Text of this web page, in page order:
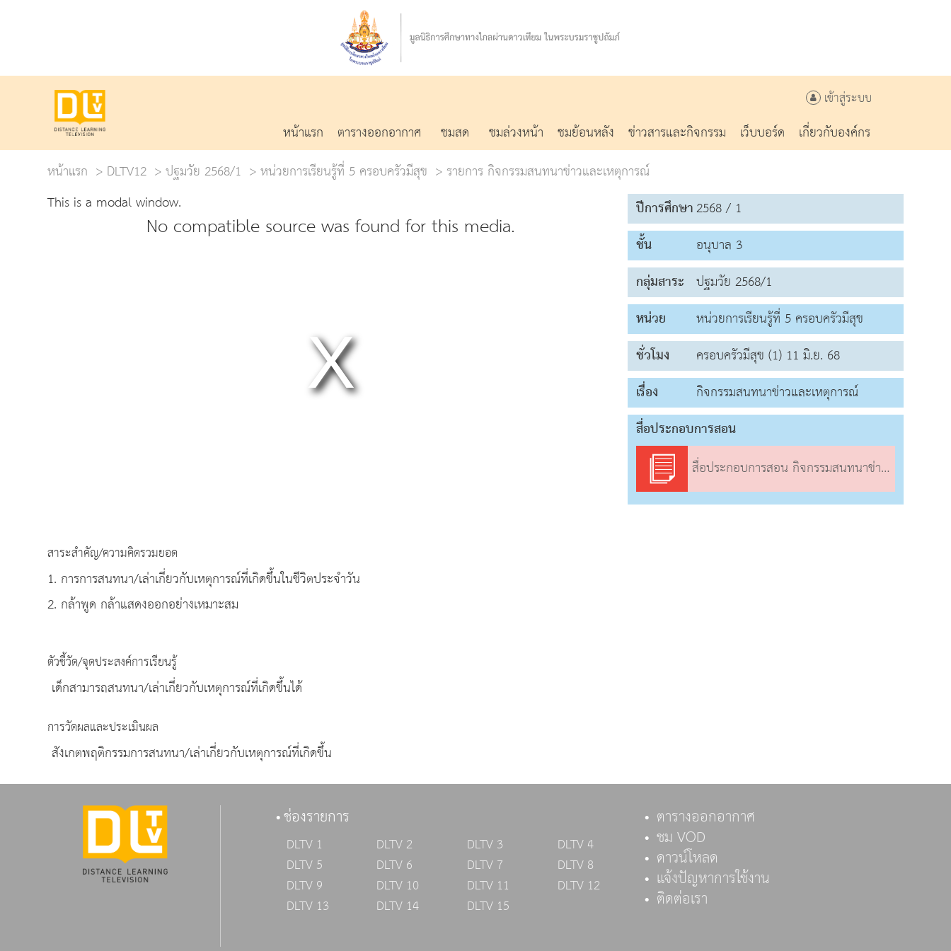
เข้าสู่ระบบ
หน้าแรก ตารางออกอากาศ ชมสด ชมล่วงหน้า ชมย้อนหลัง ข่าวสารและกิจกรรม เว็บบอร์ด
เกี่ยวกับองค์กร
หน้าแรก
DLTV12 ปฐมวัย 2568/1 หน่วยการเรียนรู้ที่ 5 ครอบครัวมีสุข
รายการ กิจกรรมสนทนาข่าวและเหตุการณ์
This is a modal window.
No compatible source was found for this media.
สาระสำคัญ/ความคิดรวมยอด
1. การการสนทนา/เล่าเกี่ยวกับเหตุการณ์ที่เกิดขึ้นในชีวิตประจำวัน
2. กล้าพูด กล้าแสดงออกอย่างเหมาะสม
ตัวชี้วัด/จุดประสงค์การเรียนรู้
เด็กสามารถสนทนา/เล่าเกี่ยวกับเหตุการณ์ที่เกิดขึ้นได้
การวัดผลและประเมินผล
สังเกตพฤติกรรมการสนทนา/เล่าเกี่ยวกับเหตุการณ์ที่เกิดขึ้น
ปีการศึกษา2568 / 1
ชั้น
อนุบาล 3
กลุ่มสาระ ปฐมวัย 2568/1
หน่วย
หน่วยการเรียนรู้ที่ 5 ครอบครัวมีสุข
ชั่วโมง
ครอบครัวมีสุข (1) 11 มิ.ย. 68
เรื่อง
กิจกรรมสนทนาข่าวและเหตุการณ์
สื่อประกอบการสอน
สื่อประกอบการสอน กิจกรรมสนทนาข่าวและเหตุการณ์
ช่องรายการ
DLTV 1 DLTV 2 DLTV 3
DLTV 4
DLTV 5
DLTV 6 DLTV 7
DLTV 8
DLTV 9
DLTV 10 DLTV 11
DLTV 12
DLTV 13
DLTV 14 DLTV 15
ตารางออกอากาศ
ชม VOD
ดาวน์โหลด
แจ้งปัญหาการใช้งาน
ติดต่อเรา